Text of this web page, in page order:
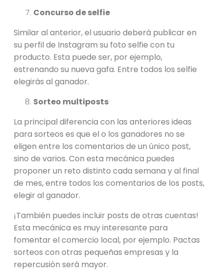
Concurso de selfie
Similar al anterior, el usuario deberá publicar en
su perfil de Instagram su foto selfie con tu
producto. Esta puede ser, por ejemplo,
estrenando su nueva gafa. Entre todos los selfie
elegirás al ganador.
Sorteo multiposts
La principal diferencia con las anteriores ideas
para sorteos es que el o los ganadores no se
eligen entre los comentarios de un único post,
sino de varios. Con esta mecánica puedes
proponer un reto distinto cada semana y al final
de mes, entre todos los comentarios de los posts,
elegir al ganador.
¡También puedes incluir posts de otras cuentas!
Esta mecánica es muy interesante para
fomentar el comercio local, por ejemplo. Pactas
sorteos con otras pequeñas empresas y la
repercusión será mayor.